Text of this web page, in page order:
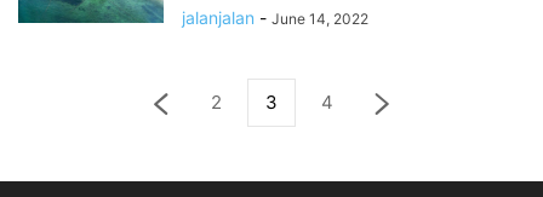
jalanjalan - June 14, 2022
2 3 4